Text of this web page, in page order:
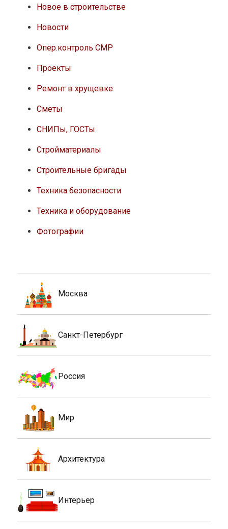
Новое в строительстве
Новости
Опер.контроль СМР
Проекты
Ремонт в хрущевке
Сметы
СНИПы, ГОСТы
Стройматериалы
Строительные бригады
Техника безопасности
Техника и оборудование
Фотографии
Москва
Санкт-Петербург
Россия
Мир
Архитектура
Интерьер